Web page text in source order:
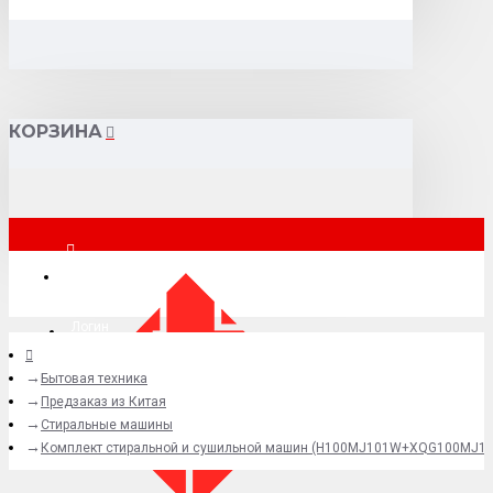
КОРЗИНА
+7 (495) 015-41-41
Бытовая техника
Предзаказ из Китая
Стиральные машины
Комплект стиральной и сушильной машин